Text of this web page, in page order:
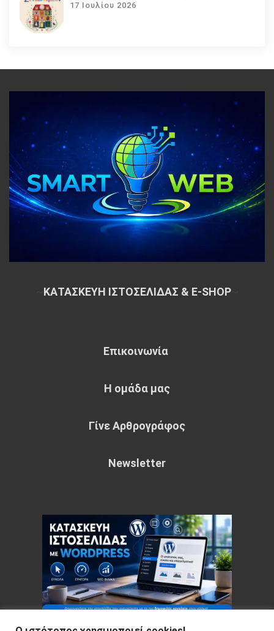
17 Ιουλίου 2026
ΚΑΤΑΣΚΕΥΗ ΙΣΤΟΣΕΛΙΔΑΣ & E-SHOP~
Επικοινωνία
Η ομάδα μας
Γίνε Αρθρογράφος
Newsletter